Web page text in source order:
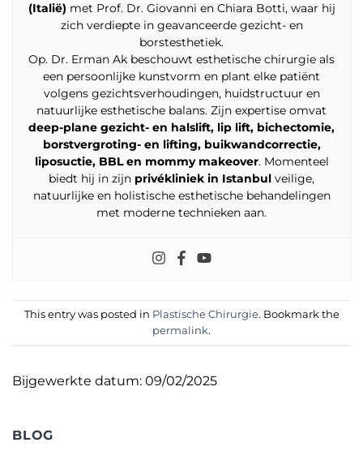
(Italië) met Prof. Dr. Giovanni en Chiara Botti, waar hij
zich verdiepte in geavanceerde gezicht- en
borstesthetiek.
Op. Dr. Erman Ak beschouwt esthetische chirurgie als
een persoonlijke kunstvorm en plant elke patiënt
volgens gezichtsverhoudingen, huidstructuur en
natuurlijke esthetische balans. Zijn expertise omvat
deep-plane gezicht- en halslift, lip lift, bichectomie,
borstvergroting- en lifting, buikwandcorrectie,
liposuctie, BBL en mommy makeover. Momenteel
biedt hij in zijn privékliniek in Istanbul veilige,
natuurlijke en holistische esthetische behandelingen
met moderne technieken aan.
This entry was posted in Plastische Chirurgie. Bookmark the
permalink.
Bijgewerkte datum: 09/02/2025
BLOG